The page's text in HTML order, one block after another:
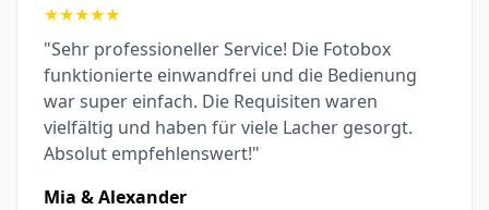
★★★★★
"Sehr professioneller Service! Die Fotobox
funktionierte einwandfrei und die Bedienung
war super einfach. Die Requisiten waren
vielfältig und haben für viele Lacher gesorgt.
Absolut empfehlenswert!"
Mia & Alexander